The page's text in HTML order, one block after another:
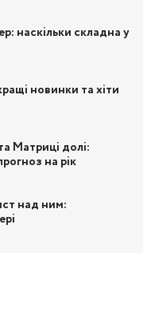
наскільки складна у
новинки та хіти
Матриці долі:
на рік
над ним: